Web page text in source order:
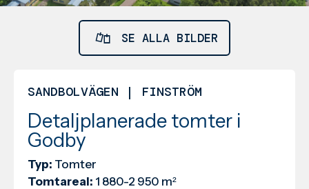
SE ALLA BILDER
SANDBOLVÄGEN | FINSTRÖM
Detaljplanerade tomter i
Godby
Typ: Tomter
Tomtareal: 1 880-2 950 m²